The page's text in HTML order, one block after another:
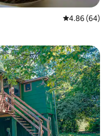
Calificación
4.86 (64)